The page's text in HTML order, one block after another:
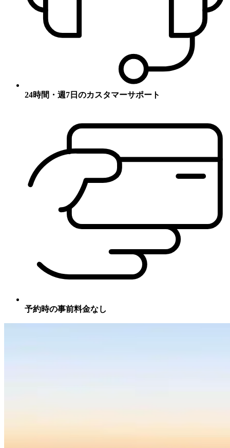
24時間・週7日のカスタマーサポート
予約時の事前料金なし